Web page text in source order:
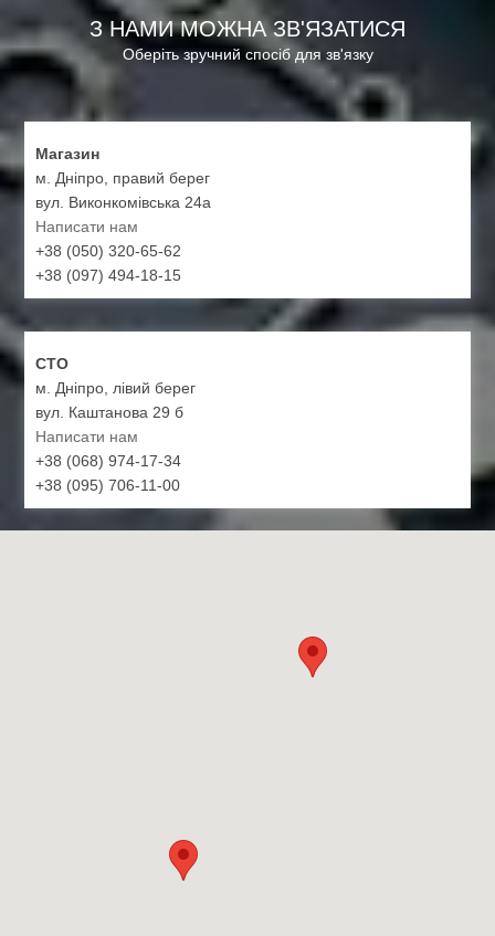
З НАМИ МОЖНА ЗВ'ЯЗАТИСЯ
Оберіть зручний спосіб для зв'язку
Магазин
м. Дніпро, правий берег
вул. Виконкомівська 24а
Написати нам
+38 (050) 320-65-62
+38 (097) 494-18-15
СТО
м. Дніпро, лівий берег
вул. Каштанова 29 б
Написати нам
+38 (068) 974-17-34
+38 (095) 706-11-00